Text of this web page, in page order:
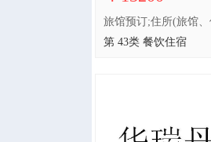
第 43类 餐饮住宿